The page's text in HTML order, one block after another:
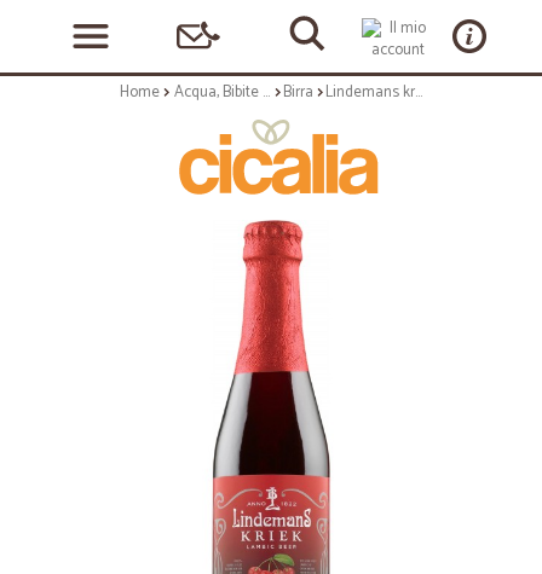
Home Acqua, Bibite e Alcolici Birra Lindemans kriek birra cl.37,5